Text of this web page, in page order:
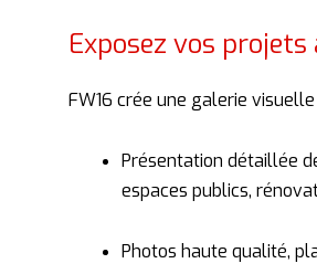
Exposez vos
FW16 crée une galerie visuelle
Présentation détaillée
espaces publics,
Photos haute qualité,